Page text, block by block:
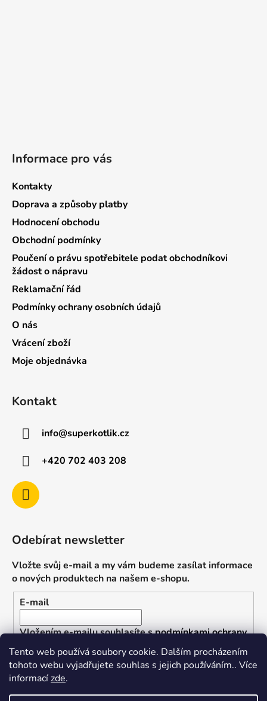
Tento web používá soubory cookie. Dalším procházením
tohoto webu vyjadřujete souhlas s jejich používáním.. Více
informacízde.
Informace pro vás
Kontakty
Doprava a způsoby platby
Hodnocení obchodu
Obchodní podmínky
Poučení o právu spotřebitele podat obchodníkovi
žádost o nápravu
Reklamační řád
Podmínky ochrany osobních údajů
O nás
Vrácení zboží
Moje objednávka
Kontakt
info@superkotlik.cz
+420 702 403 208
Odebírat newsletter
Vložte svůj e-mail a my vám budeme zasílat informace
o nových produktech na našem e-shopu.
E-mail
Vložením e-mailu souhlasíte spodmínkami ochrany
osobních údajů
PŘIHLÁSIT SE